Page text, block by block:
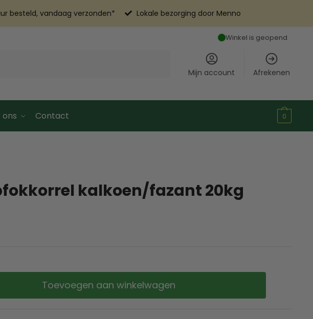
besteld, vandaag verzonden* Lokale bezorging door Menno
Winkel is geopend
Mijn account Afrekenen
Contact 0
kalkoen/fazant 20kg
Toevoegen aan winkelwagen